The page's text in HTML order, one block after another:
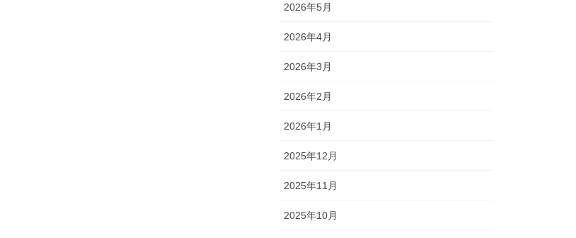
2026年5月
2026年4月
2026年3月
2026年2月
2026年1月
2025年12月
2025年11月
2025年10月